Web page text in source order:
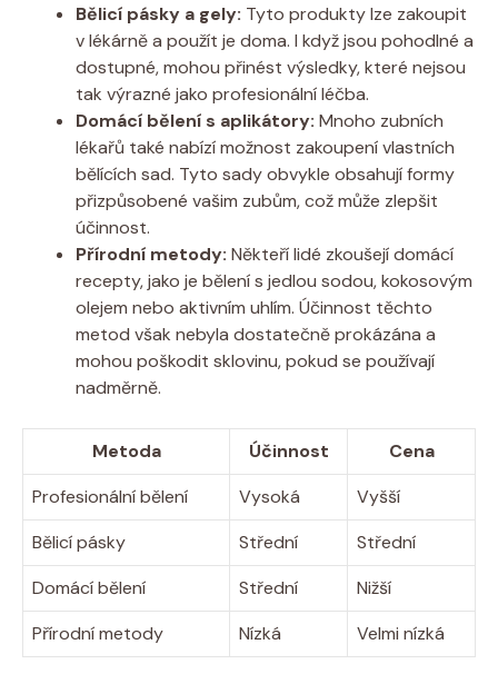
Bělicí pásky a gely: Tyto produkty lze zakoupit
v lékárně a použít je doma. I když jsou pohodlné a
dostupné, mohou přinést výsledky, které nejsou
tak výrazné jako profesionální léčba.
Domácí bělení s aplikátory: Mnoho zubních
lékařů také nabízí možnost zakoupení vlastních
bělících sad. Tyto sady obvykle obsahují formy
přizpůsobené vašim zubům, což může zlepšit
účinnost.
Přírodní metody: Někteří lidé zkoušejí domácí
recepty, jako je bělení s jedlou sodou, kokosovým
olejem nebo aktivním uhlím. Účinnost těchto
metod však nebyla dostatečně prokázána a
mohou poškodit sklovinu, pokud se používají
nadměrně.
Metoda Účinnost
Cena
Profesionální bělení
Vysoká
Vyšší
Bělicí pásky
Střední
Střední
Domácí bělení
Střední
Nižší
Přírodní metody
Nízká Velmi nízká